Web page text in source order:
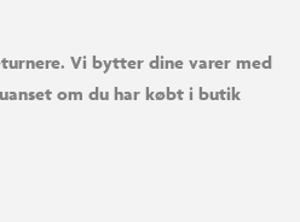
Vi bytter dine varer med
om du har købt i butik